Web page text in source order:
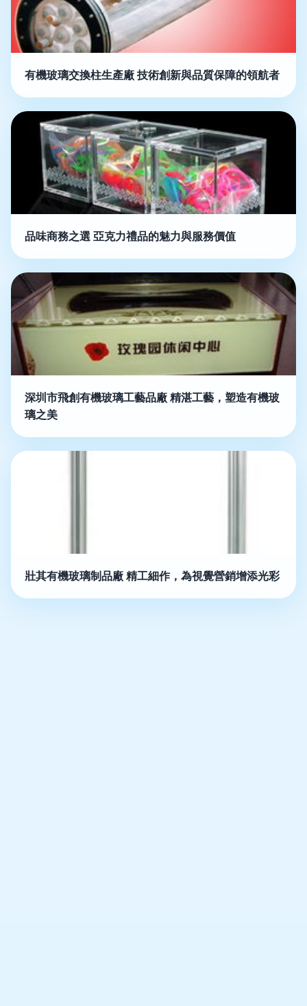
有機玻璃交換柱生產廠 技術創新與品質保障的領航者
品味商務之選 亞克力禮品的魅力與服務價值
深圳市飛創有機玻璃工藝品廠 精湛工藝，塑造有機玻
璃之美
壯其有機玻璃制品廠 精工細作，為視覺營銷增添光彩